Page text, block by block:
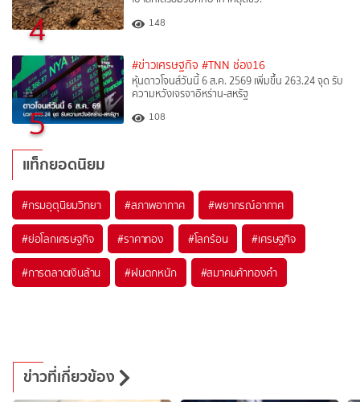
4 148
5
#ข่าวเศรษฐกิจ #TNN ช่อง16
หุ้นดาวโจนส์วันนี้ 6 ส.ค. 2569 เพิ่มขึ้น 263.24 จุด รับ
ความหวังเจรจาอิหร่าน-สหรัฐ
108
แท็กยอดนิยม
#กรมอุตุนิยมวิทยา #สภาพอากาศ #พยากรณ์อากาศ
#ย่อโลกเศรษฐกิจ #ราคาทอง #โลกร้อน #เศรษฐกิจ
#การตลาดเงินล้าน #ฝนตกหนัก #สมาคมค้าทองคำ
ข่าวที่เกี่ยวข้อง